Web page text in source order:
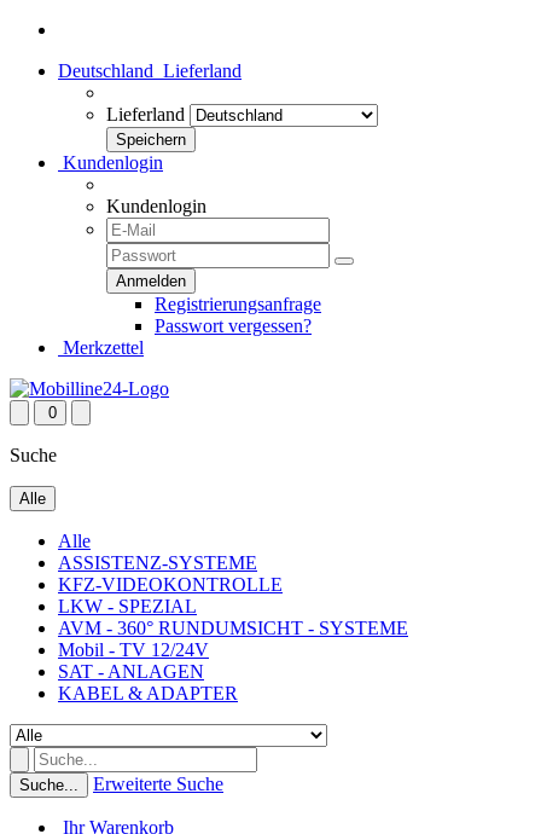
Deutschland Lieferland
Lieferland
Kundenlogin
Kundenlogin
Registrierungsanfrage
Passwort vergessen?
Merkzettel
0
Suche
Alle
Alle
ASSISTENZ-SYSTEME
KFZ-VIDEOKONTROLLE
LKW - SPEZIAL
AVM - 360° RUNDUMSICHT - SYSTEME
Mobil - TV 12/24V
SAT - ANLAGEN
KABEL & ADAPTER
Suche... Erweiterte Suche
Ihr Warenkorb